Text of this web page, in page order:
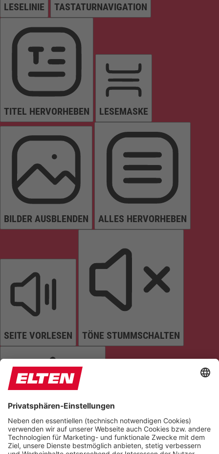
LESELINIE TASTATURNAVIGATION
TITEL HERVORHEBEN LESEMASKE
BILDER AUSBLENDEN ALLES HERVORHEBEN
SEITE VORLESEN TÖNE STUMMSCHALTEN